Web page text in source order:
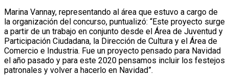
Marina Vannay, representando al área que estuvo a cargo de
la organización del concurso, puntualizó: “Este proyecto surge
a partir de un trabajo en conjunto desde el Área de Juventud y
Participación Ciudadana, la Dirección de Cultura y el Área de
Comercio e Industria. Fue un proyecto pensado para Navidad
el año pasado y para este 2020 pensamos incluir los festejos
patronales y volver a hacerlo en Navidad”.